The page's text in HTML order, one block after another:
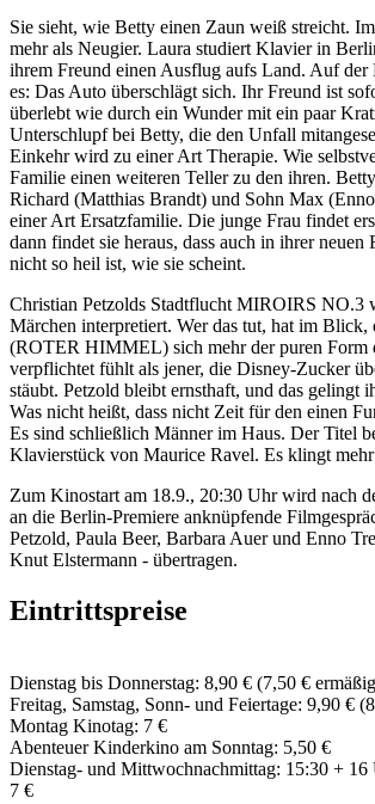
Sie sieht, wie Betty einen Zaun weiß streicht.
mehr als Neugier. Laura studiert Klavier in
ihrem Freund einen Ausflug aufs Land. Auf der
es: Das Auto überschlägt sich. Ihr Freund ist
überlebt wie durch ein Wunder mit ein paar
Unterschlupf bei Betty, die den Unfall
Einkehr wird zu einer Art Therapie. Wie
Familie einen weiteren Teller zu den ihren.
Richard (Matthias Brandt) und Sohn Max
einer Art Ersatzfamilie. Die junge Frau findet
dann findet sie heraus, dass auch in ihrer neuen
nicht so heil ist, wie sie scheint.
Christian Petzolds Stadtflucht MIROIRS NO.3
Märchen interpretiert. Wer das tut, hat im Blick,
(ROTER HIMMEL) sich mehr der puren Form
verpflichtet fühlt als jener, die Disney-Zucker
stäubt. Petzold bleibt ernsthaft, und das gelingt
Was nicht heißt, dass nicht Zeit für den einen
Es sind schließlich Männer im Haus. Der Titel
Klavierstück von Maurice Ravel. Es klingt mehr
Zum Kinostart am 18.9., 20:30 Uhr wird nach
an die Berlin-Premiere anknüpfende
Petzold, Paula Beer, Barbara Auer und Enno
Knut Elstermann - übertragen.
Eintrittspreise
Dienstag bis Donnerstag: 8,90 € (7,50 €
Freitag, Samstag, Sonn- und Feiertage: 9,90 €
Montag Kinotag: 7 €
Abenteuer Kinderkino am Sonntag: 5,50 €
Dienstag- und Mittwochnachmittag: 15:30 + 16
7 €